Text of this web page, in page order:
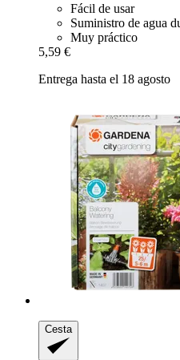
Fácil de usar
Suministro de agua
Muy práctico
5,59 €
Entrega hasta el 18 agosto
Cesta